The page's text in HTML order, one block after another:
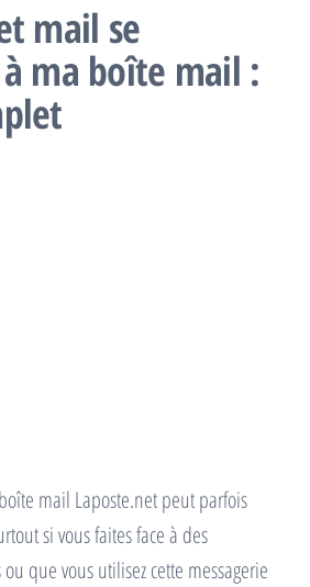
mail se
ma boîte mail :
mail Laposte.net peut parfois
si vous faites face à des
que vous utilisez cette messagerie